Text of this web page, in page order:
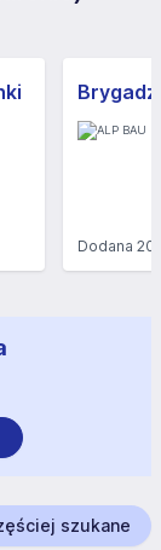
Dodana20
szukane